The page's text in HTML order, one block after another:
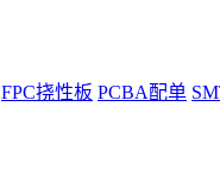
FPC挠性板 PCBA配单